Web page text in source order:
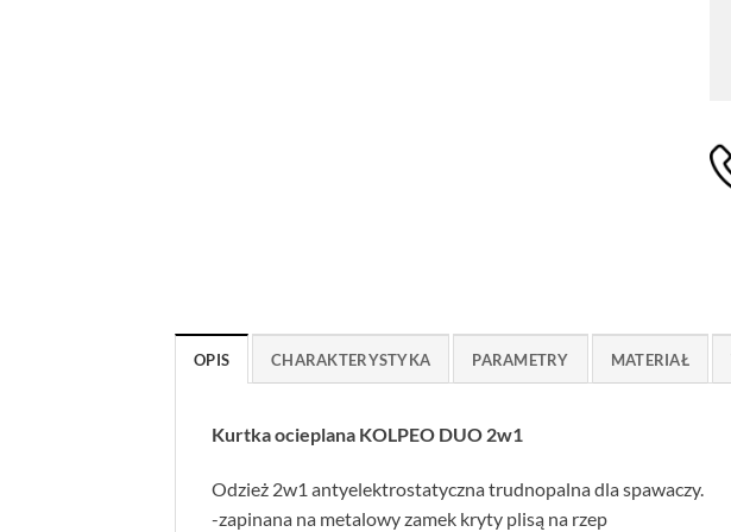
OPIS CHARAKTERYSTYKA PARAMETRY MATERIAŁ
Kurtka ocieplana KOLPEO DUO 2w1
Odzież 2w1 antyelektrostatyczna trudnopalna dla spawaczy.
-zapinana na metalowy zamek kryty plisą na rzep